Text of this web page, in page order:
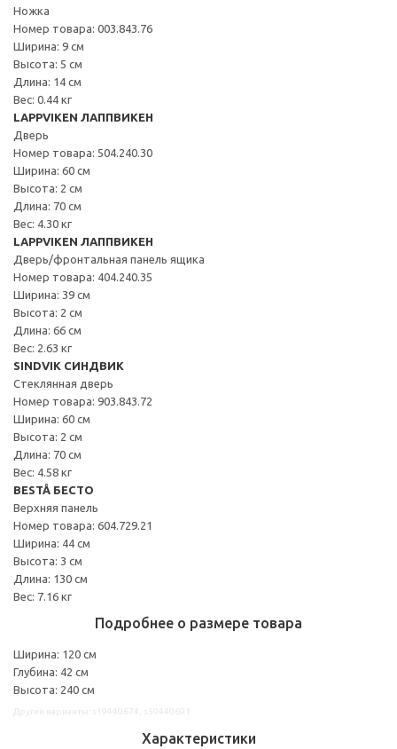
Ножка
Номер товара: 003.843.76
Ширина: 9 см
Высота: 5 см
Длина: 14 см
Вес: 0.44 кг
LAPPVIKEN ЛАППВИКЕН
Дверь
Номер товара: 504.240.30
Ширина: 60 см
Высота: 2 см
Длина: 70 см
Вес: 4.30 кг
LAPPVIKEN ЛАППВИКЕН
Дверь/фронтальная панель ящика
Номер товара: 404.240.35
Ширина: 39 см
Высота: 2 см
Длина: 66 см
Вес: 2.63 кг
SINDVIK СИНДВИК
Стеклянная дверь
Номер товара: 903.843.72
Ширина: 60 см
Высота: 2 см
Длина: 70 см
Вес: 4.58 кг
BESTÅ БЕСТО
Верхняя панель
Номер товара: 604.729.21
Ширина: 44 см
Высота: 3 см
Длина: 130 см
Вес: 7.16 кг
Подробнее о размере товара
Ширина: 120 см
Глубина: 42 см
Высота: 240 см
Характеристики